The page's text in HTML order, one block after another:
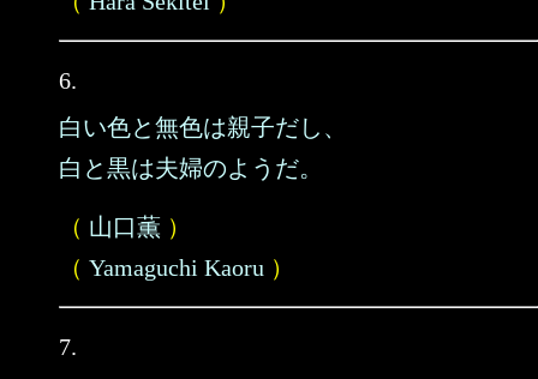
6.
白い色と無色は親子だし、
白と黒は夫婦のようだ。
（ 山口薫 ）
（ Yamaguchi Kaoru ）
7.